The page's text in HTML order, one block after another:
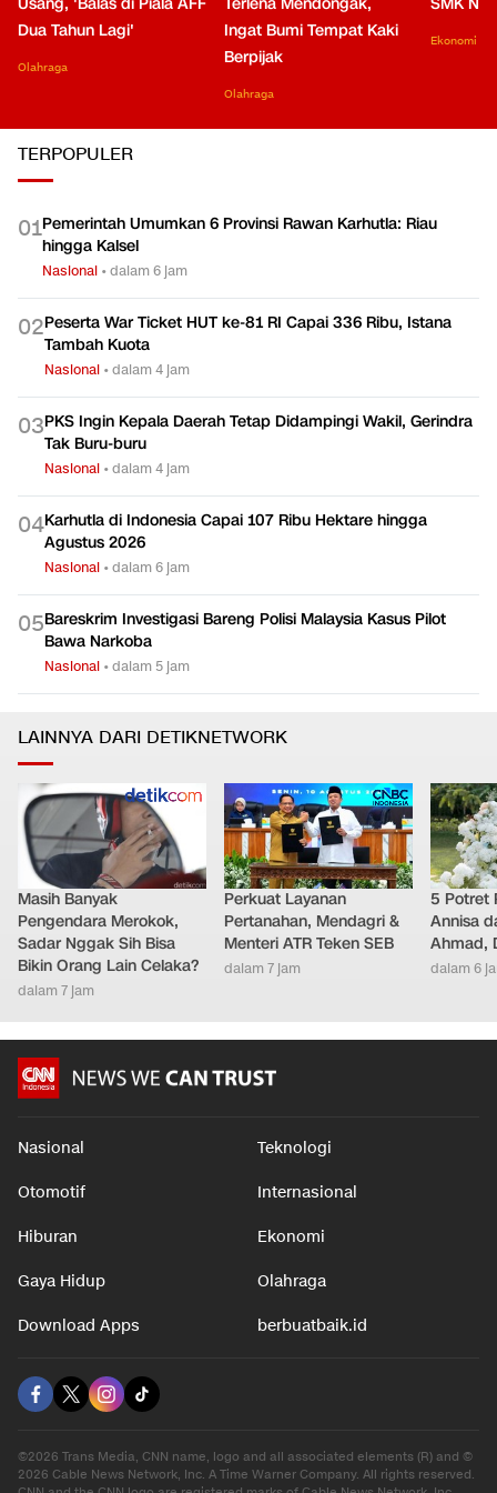
Dua Tahun Lagi'
Olahraga
Ingat Bumi Tempat Kaki
Berpijak
Olahraga
Ekonomi
TERPOPULER
01Pemerintah Umumkan 6 Provinsi Rawan Karhutla: Riau
hingga Kalsel
Nasional •dalam 6 jam
02Peserta War Ticket HUT ke-81 RI Capai 336 Ribu, Istana
Tambah Kuota
Nasional •dalam 4 jam
03PKS Ingin Kepala Daerah Tetap Didampingi Wakil, Gerindra
Tak Buru-buru
Nasional •dalam 4 jam
04Karhutla di Indonesia Capai 107 Ribu Hektare hingga
Agustus 2026
Nasional •dalam 6 jam
05Bareskrim Investigasi Bareng Polisi Malaysia Kasus Pilot
Bawa Narkoba
Nasional •dalam 5 jam
LAINNYA DARI DETIKNETWORK
Masih Banyak
Pengendara Merokok,
Sadar Nggak Sih Bisa
Bikin Orang Lain Celaka?
dalam 7 jam
Perkuat Layanan
Pertanahan, Mendagri &
Menteri ATR Teken SEB
dalam 7 jam
5 Potret
Annisa
Ahmad,
dalam 6
Nasional Teknologi
Otomotif Internasional
Hiburan Ekonomi
Gaya Hidup Olahraga
Download Apps berbuatbaik.id
©2026 Trans Media, CNN name, logo and all associated elements (R) and ©
2026 Cable News Network, Inc. A Time Warner Company. All rights reserved.